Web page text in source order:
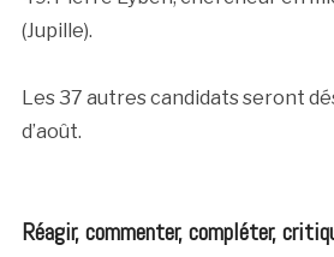
(Jupille).
Les 37 autres candidats seront
d’août.
Réagir, commenter, compléter,